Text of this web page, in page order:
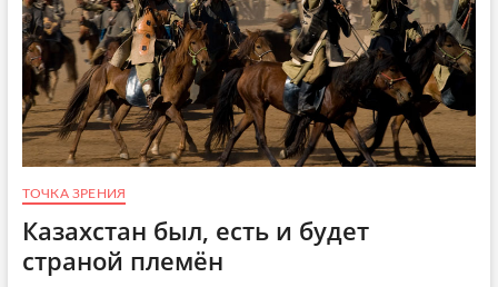
ТОЧКА ЗРЕНИЯ
Казахстан был, есть и будет
страной племён